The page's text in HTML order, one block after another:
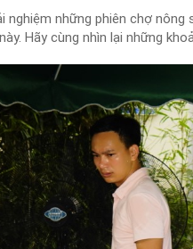
nghiệm những phiên chợ
Hãy cùng nhìn lại những